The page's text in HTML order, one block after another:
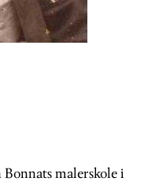
malerskole i